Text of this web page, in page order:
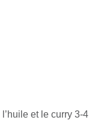
et le curry 3-4